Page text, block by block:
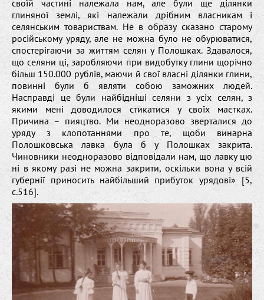
своїй частині належала нам, але були ще ділянки
глиняної землі, які належали дрібним власникам і
селянським товариствам. Не в образу сказано старому
російському уряду, але не можна було не обурюватися,
спостерігаючи за життям селян у Полошках. Здавалося,
що селяни ці, заробляючи при видобутку глини щорічно
більш 150.000 рублів, маючи й свої власні ділянки глини,
повинні були б являти собою заможних людей.
Насправді це були найбідніші селяни з усіх селян, з
якими мені доводилося стикатися у своїх маєтках.
Причина – пияцтво. Ми неодноразово зверталися до
уряду з клопотаннями про те, щоби винарна
Полошковська лавка була б у Полошках закрита.
Чиновники неодноразово відповідали нам, що лавку цю
ні в якому разі не можна закрити, оскільки вона у всій
губернії приносить найбільший прибуток урядові» [5,
c.516].